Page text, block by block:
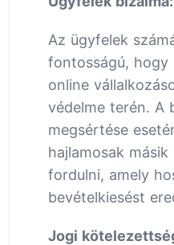
Az ügyfelek
fontosságú, hogy
online
védelme terén. A
megsértése
hajlamosak
fordulni, amely
bevételkiesést
Jogi